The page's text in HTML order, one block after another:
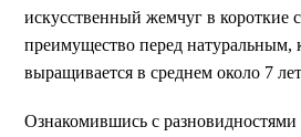
искусственный жемчуг в короткие
преимущество перед натуральным,
выращивается в среднем около 7
Ознакомившись с разновидностями